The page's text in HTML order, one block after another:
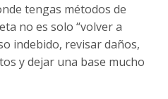
tengas métodos de
no es solo “volver a
indebido, revisar daños,
y dejar una base mucho